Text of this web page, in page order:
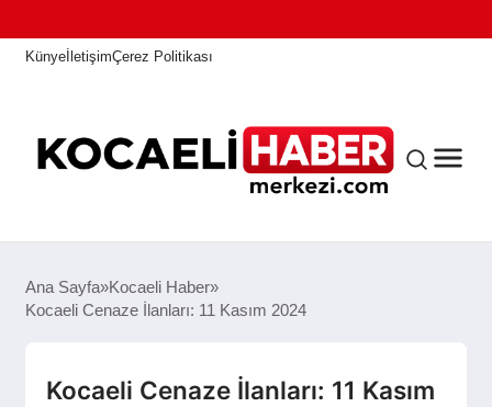
KünyeİletişimÇerez Politikası
ANASAYFA
Ana Sayfa Kocaeli Haber
Kocaeli Cenaze İlanları: 11 Kasım 2024
Kocaeli Cenaze İlanları: 11 Kasım